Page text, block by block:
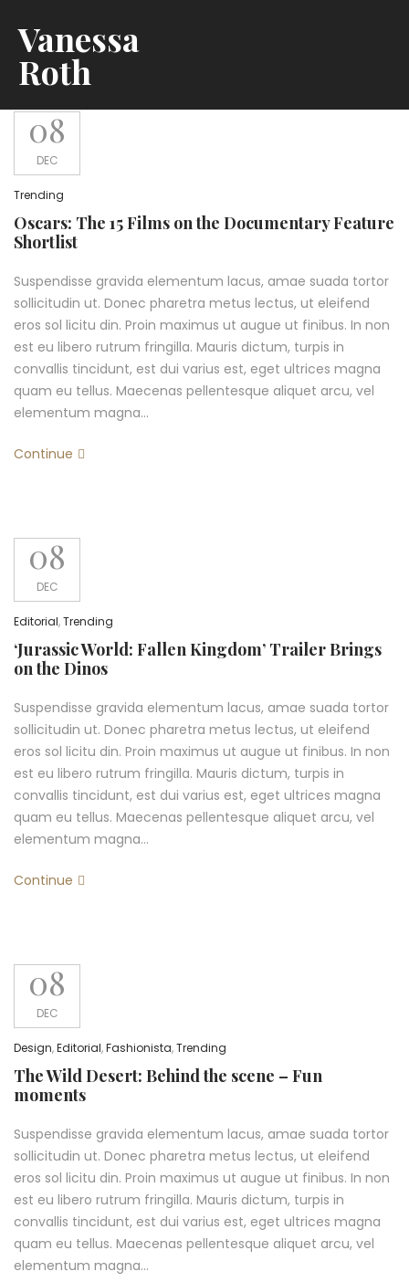
Vanessa
Roth
08
DEC
Trending
Oscars: The 15 Films on the Documentary Feature
Shortlist
Suspendisse gravida elementum lacus, amae suada tortor
sollicitudin ut. Donec pharetra metus lectus, ut eleifend
eros sol licitu din. Proin maximus ut augue ut finibus. In non
est eu libero rutrum fringilla. Mauris dictum, turpis in
convallis tincidunt, est dui varius est, eget ultrices magna
quam eu tellus. Maecenas pellentesque aliquet arcu, vel
elementum magna…
Continue
08
DEC
Editorial,Trending
‘Jurassic World: Fallen Kingdom’ Trailer Brings
on the Dinos
Suspendisse gravida elementum lacus, amae suada tortor
sollicitudin ut. Donec pharetra metus lectus, ut eleifend
eros sol licitu din. Proin maximus ut augue ut finibus. In non
est eu libero rutrum fringilla. Mauris dictum, turpis in
convallis tincidunt, est dui varius est, eget ultrices magna
quam eu tellus. Maecenas pellentesque aliquet arcu, vel
elementum magna…
Continue
08
DEC
Design,Editorial,Fashionista,Trending
The Wild Desert: Behind the scene – Fun
moments
Suspendisse gravida elementum lacus, amae suada tortor
sollicitudin ut. Donec pharetra metus lectus, ut eleifend
eros sol licitu din. Proin maximus ut augue ut finibus. In non
est eu libero rutrum fringilla. Mauris dictum, turpis in
convallis tincidunt, est dui varius est, eget ultrices magna
quam eu tellus. Maecenas pellentesque aliquet arcu, vel
elementum magna…